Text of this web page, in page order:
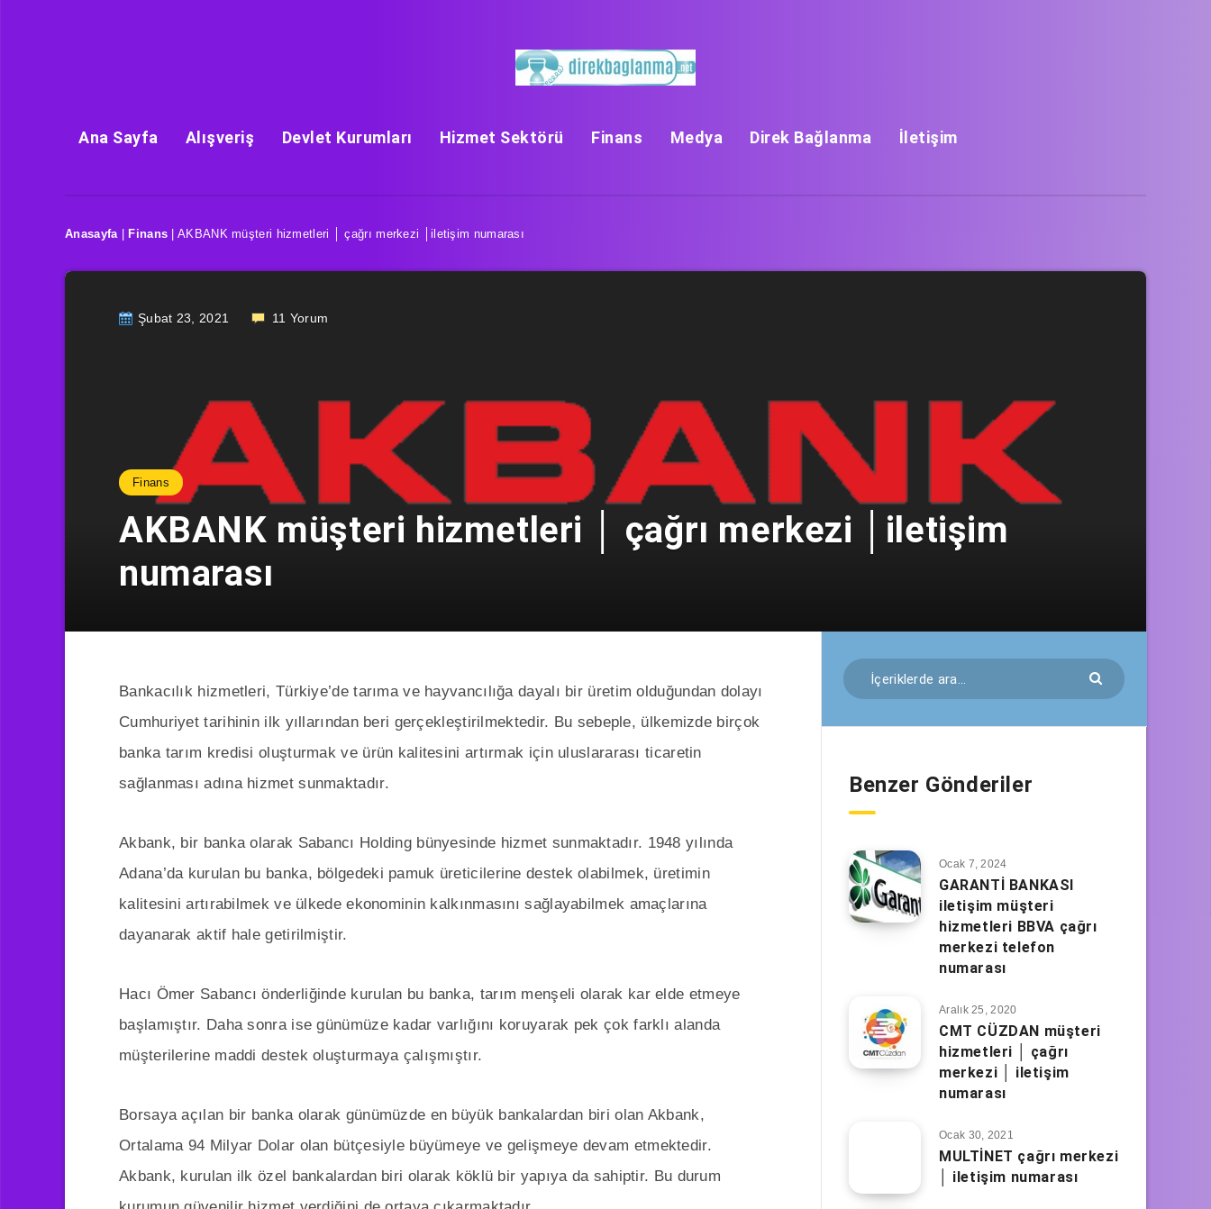
Ana Sayfa Alışveriş Devlet Kurumları Hizmet Sektörü Finans Medya Direk Bağlanma İletişim
Anasayfa| Finans |AKBANK müşteri hizmetleri │ çağrı merkezi │iletişim numarası
Şubat 23, 2021 11 Yorum
Finans
AKBANK müşteri hizmetleri │ çağrı merkezi │iletişim
numarası
Bankacılık hizmetleri, Türkiye’de tarıma ve hayvancılığa dayalı bir üretim olduğundan dolayı
Cumhuriyet tarihinin ilk yıllarından beri gerçekleştirilmektedir. Bu sebeple, ülkemizde birçok
banka tarım kredisi oluşturmak ve ürün kalitesini artırmak için uluslararası ticaretin
sağlanması adına hizmet sunmaktadır.
Akbank, bir banka olarak Sabancı Holding bünyesinde hizmet sunmaktadır. 1948 yılında
Adana’da kurulan bu banka, bölgedeki pamuk üreticilerine destek olabilmek, üretimin
kalitesini artırabilmek ve ülkede ekonominin kalkınmasını sağlayabilmek amaçlarına
dayanarak aktif hale getirilmiştir.
Hacı Ömer Sabancı önderliğinde kurulan bu banka, tarım menşeli olarak kar elde etmeye
başlamıştır. Daha sonra ise günümüze kadar varlığını koruyarak pek çok farklı alanda
müşterilerine maddi destek oluşturmaya çalışmıştır.
Borsaya açılan bir banka olarak günümüzde en büyük bankalardan biri olan Akbank,
Ortalama 94 Milyar Dolar olan bütçesiyle büyümeye ve gelişmeye devam etmektedir.
Akbank, kurulan ilk özel bankalardan biri olarak köklü bir yapıya da sahiptir. Bu durum
Benzer Gönderiler
Ocak 7, 2024
GARANTİ BANKASI
iletişim müşteri
hizmetleri BBVA çağrı
merkezi telefon
numarası
Aralık 25, 2020
CMT CÜZDAN müşteri
hizmetleri │ çağrı
merkezi │ iletişim
numarası
Ocak 30, 2021
MULTİNET çağrı merkezi
│ iletişim numarası